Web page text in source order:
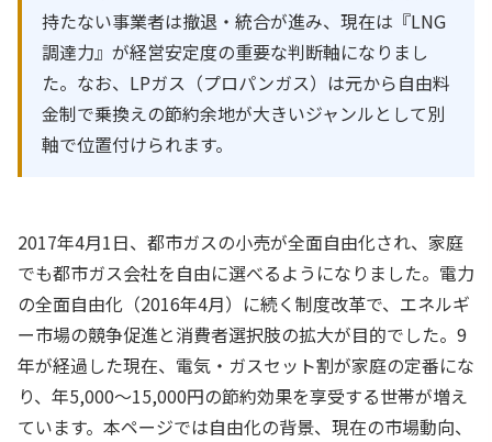
持たない事業者は撤退・統合が進み、現在は『LNG
調達力』が経営安定度の重要な判断軸になりまし
た。なお、LPガス（プロパンガス）は元から自由料
金制で乗換えの節約余地が大きいジャンルとして別
軸で位置付けられます。
2017年4月1日、都市ガスの小売が全面自由化され、家庭
でも都市ガス会社を自由に選べるようになりました。電力
の全面自由化（2016年4月）に続く制度改革で、エネルギ
ー市場の競争促進と消費者選択肢の拡大が目的でした。9
年が経過した現在、電気・ガスセット割が家庭の定番にな
り、年5,000〜15,000円の節約効果を享受する世帯が増え
ています。本ページでは自由化の背景、現在の市場動向、